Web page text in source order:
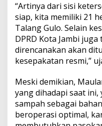
“Artinya dari sisi
siap, kita memiliki 21
Talang Gulo. Selain
DPRD Kota Jambi
direncanakan akan
kesepakatan resmi,”
Meski demikian,
yang dihadapi saat
sampah sebagai
beroperasi optimal,